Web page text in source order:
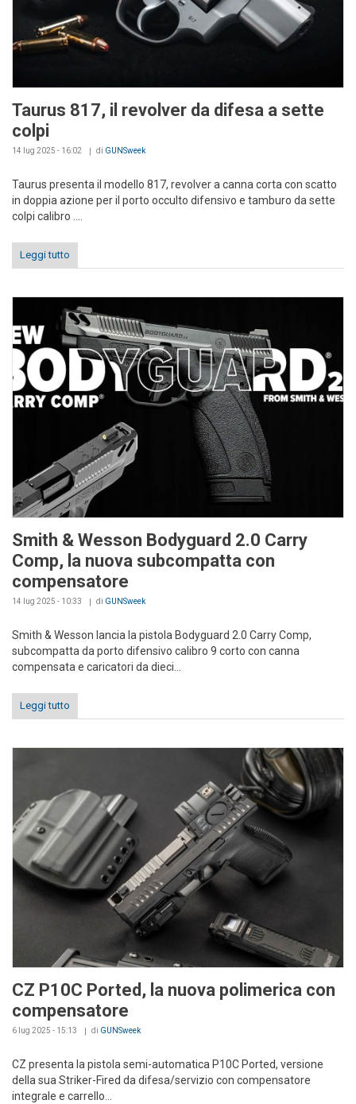
Taurus 817, il revolver da difesa a sette
colpi
14 lug 2025 - 16:02 di GUNSweek
Taurus presenta il modello 817, revolver a canna corta con scatto
in doppia azione per il porto occulto difensivo e tamburo da sette
colpi calibro ....
Leggi tutto
Smith & Wesson Bodyguard 2.0 Carry
Comp, la nuova subcompatta con
compensatore
14 lug 2025 - 10:33 di GUNSweek
Smith & Wesson lancia la pistola Bodyguard 2.0 Carry Comp,
subcompatta da porto difensivo calibro 9 corto con canna
compensata e caricatori da dieci...
Leggi tutto
CZ P10C Ported, la nuova polimerica con
compensatore
6 lug 2025 - 15:13 di GUNSweek
CZ presenta la pistola semi-automatica P10C Ported, versione
della sua Striker-Fired da difesa/servizio con compensatore
integrale e carrello...